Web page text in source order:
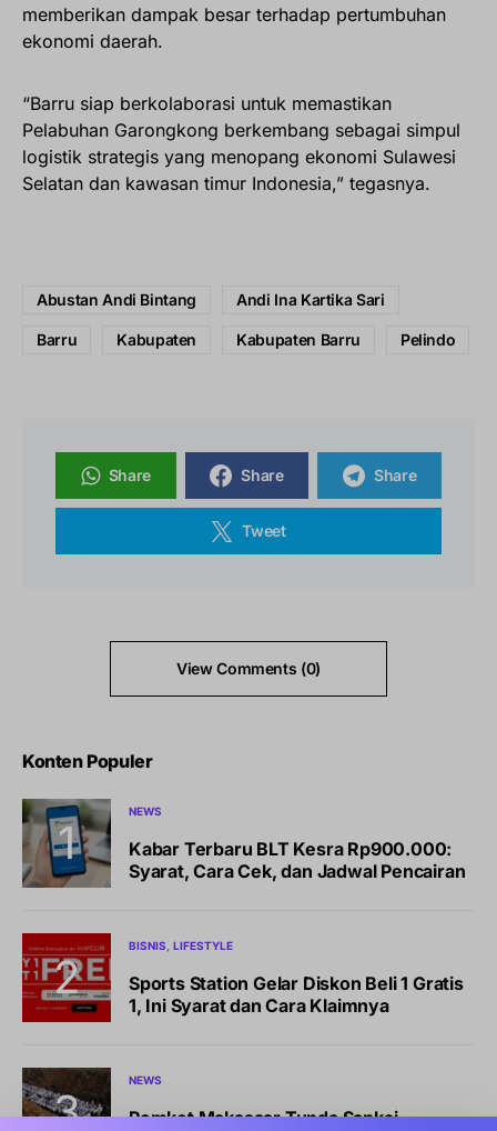
memberikan dampak besar terhadap pertumbuhan
ekonomi daerah.
“Barru siap berkolaborasi untuk memastikan
Pelabuhan Garongkong berkembang sebagai simpul
logistik strategis yang menopang ekonomi Sulawesi
Selatan dan kawasan timur Indonesia,” tegasnya.
Abustan Andi Bintang Andi Ina Kartika Sari
Barru Kabupaten Kabupaten Barru Pelindo
Share Share Share
Tweet
View Comments (0)
Konten Populer
NEWS
Kabar Terbaru BLT Kesra Rp900.000:
Syarat, Cara Cek, dan Jadwal Pencairan
BISNIS LIFESTYLE
Sports Station Gelar Diskon Beli 1 Gratis
1, Ini Syarat dan Cara Klaimnya
NEWS
Pemkot Makassar Tunda Sanksi